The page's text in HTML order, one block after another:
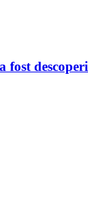
fost